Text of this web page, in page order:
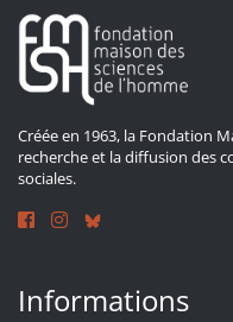
Créée en 1963, la Fondation
recherche et la diffusion des
sociales.
Informations